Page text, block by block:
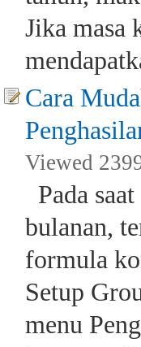
Jika masa
Cara
Viewed
Pada
bulanan,
formula
Setup
menu